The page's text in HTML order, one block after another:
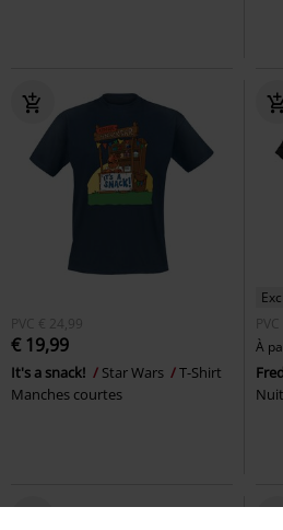
PVC € 24,99
€ 19,99
It's a snack! Star Wars
T-Shirt
Manches courtes
PVC
À
Nuit